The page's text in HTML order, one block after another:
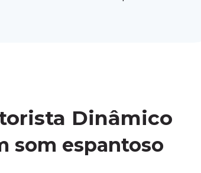
Dinâmico
som espantoso